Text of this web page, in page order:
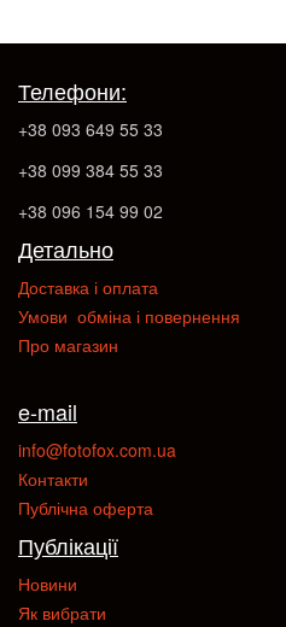
Телефони:
+38 093 649 55 33
+38 099 384 55 33
+38 096 154 99 02
Детально
Доставка і оплата
Умови обміна і повернення
Про магазин
e-mail
info@fotofox.com.ua
Контакти
Публічна оферта
Публікації
Новини
Як вибрати